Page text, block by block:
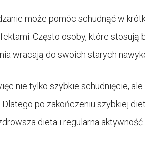
może pomóc schudnąć w
Często osoby, które
wracają do swoich starych
nie tylko szybkie schudnięcie,
Dlatego po zakończeniu szybkiej
dieta i regularna aktywność